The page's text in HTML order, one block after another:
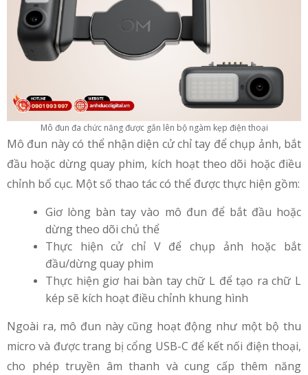
Mô đun đa chức năng được gắn lên bộ ngàm kẹp điện thoại
Mô đun này có thể nhận diện cử chỉ tay để chụp ảnh, bắt
đầu hoặc dừng quay phim, kích hoạt theo dõi hoặc điều
chỉnh bổ cục. Một số thao tác có thể được thực hiện gồm:
Giơ lòng bàn tay vào mô đun để bắt đầu hoặc
dừng theo dõi chủ thể
Thực hiện cử chỉ V để chụp ảnh hoặc bắt
đầu/dừng quay phim
Thực hiện giơ hai bàn tay chữ L để tạo ra chữ L
kép sẽ kích hoạt điều chỉnh khung hình
Ngoài ra, mô đun này cũng hoạt động như một bộ thu
micro và được trang bị cổng USB-C để kết nối điện thoại,
cho phép truyền âm thanh và cung cấp thêm năng